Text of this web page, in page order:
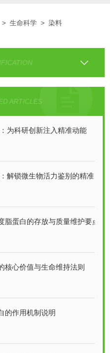
>生命科学 >染料
ARTICLES
为科研创新注入精准动能
锁微生物活力鉴别的精准密钥
蛋白的存放与质量维护要点
核心价值与生命维持法则
的作用机制说明